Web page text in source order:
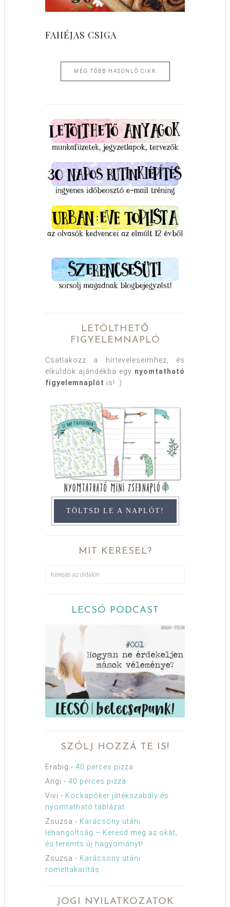
FAHÉJAS CSIGA
MÉG TÖBB HASONLÓ CIKK
LETÖLTHETŐ
FIGYELEMNAPLÓ
Csatlakozz a hírleveleseimhez, és
elküldök ajándékba egy nyomtatható
figyelemnaplót is! :)
TÖLTSD LE A NAPLÓT!
MIT KERESEL?
LECSÓ PODCAST
SZÓLJ HOZZÁ TE IS!
Erabig - 40 perces pizza
Angi - 40 perces pizza
Vivi - Kockapóker játékszabály és
nyomtatható táblázat
Zsuzsa - Karácsony utáni
lehangoltság – Keresd meg az okát,
és teremts új hagyományt!
Zsuzsa - Karácsony utáni
romeltakarítás
JOGI NYILATKOZATOK